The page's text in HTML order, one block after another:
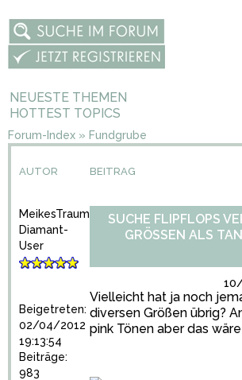
NEUESTE THEMEN
HOTTEST TOPICS
Forum-Index » Fundgrube
AUTOR BEITRAG
MeikesTraum
Diamant-
User
Beigetreten:
02/04/2012
19:13:54
Beiträge:
983
SUCHE FLIPFLOPS
GRÖSSEN ALS
Vielleicht hat ja noch
diversen Größen übrig?
pink Tönen aber das